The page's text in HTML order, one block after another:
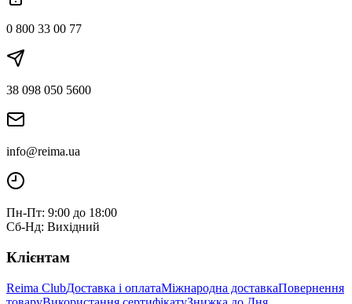
0 800 33 00 77
38 098 050 5600
info@reima.ua
Пн-Пт: 9:00 до 18:00
Сб-Нд: Вихідний
Клієнтам
Reima ClubДоставка і оплатаМіжнародна доставкаПовернення